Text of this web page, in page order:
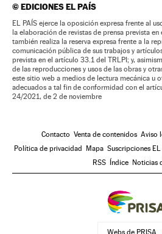
©EDICIONES EL PAÍS
EL PAÍS ejerce la oposición expresa frente al
la elaboración de revistas de prensa prevista
también realiza la reserva expresa frente a la
comunicación pública de sus trabajos y
prevista en el artículo 33.1 del TRLPI; y,
de las reproducciones y usos de las obras y
este sitio web a medios de lectura mecánica u
adecuados a tal fin de conformidad con el
24/2021, de 2 de noviembre
Contacto Venta de contenidos Aviso
Política de privacidad
Mapa Suscripciones EL
RSS
Índice Noticias